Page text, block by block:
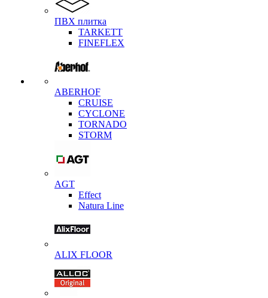
ПВХ плитка
TARKETT
FINEFLEX
ABERHOF
CRUISE
CYCLONE
TORNADO
STORM
AGT
Effect
Natura Line
ALIX FLOOR